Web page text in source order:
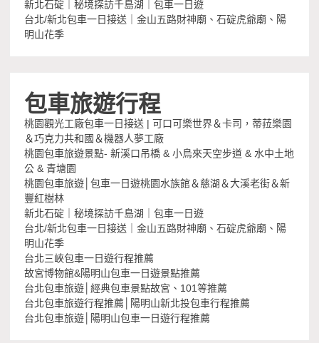
新北石碇｜秘境探訪千島湖｜包車一日遊
台北/新北包車一日接送｜金山五路財神廟、石碇虎爺廟、陽
明山花季
包車旅遊行程
桃園觀光工廠包車一日接送 | 可口可樂世界＆卡司，蒂菈樂園
＆巧克力共和國＆機器人夢工廠
桃園包車旅遊景點- 新溪口吊橋 & 小烏來天空步道 & 水中土地
公 & 青塘園
桃園包車旅遊│包車一日遊桃園水族館＆慈湖＆大溪老街＆新
豐紅樹林
新北石碇｜秘境探訪千島湖｜包車一日遊
台北/新北包車一日接送｜金山五路財神廟、石碇虎爺廟、陽
明山花季
台北三峽包車一日遊行程推薦
故宮博物館&陽明山包車一日遊景點推薦
台北包車旅遊│經典包車景點故宮、101等推薦
台北包車旅遊行程推薦│陽明山新北投包車行程推薦
台北包車旅遊│陽明山包車一日遊行程推薦